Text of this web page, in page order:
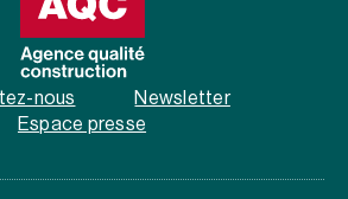
nous
Newsletter
Espace presse